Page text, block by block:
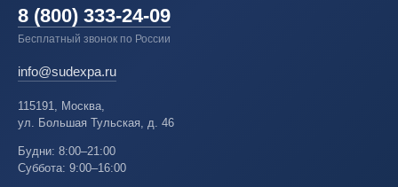
8 (800) 333-24-09
Бесплатный звонок по России
info@sudexpa.ru
115191, Москва,
ул. Большая Тульская, д. 46
Будни: 8:00–21:00
Суббота: 9:00–16:00